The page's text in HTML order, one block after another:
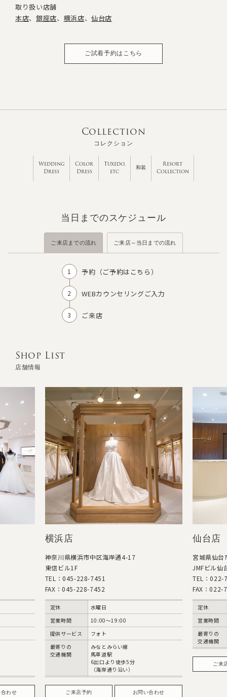
取り扱い店舗
本店
銀座店 横浜店 仙台店
ご試着予約はこちら
Collection
コレクション
Wedding
Dress
Color
Dress
Tuxedo,
etc
和装
Resort
Collection
当日までのスケジュール
ご来店までの流れ ご来店～当日までの流れ
予約（ご予約はこちら）
WEBカウンセリングご入力
ご来店
Shop List
店舗情報
わせ
横浜店
神奈川県横浜市中区海岸通4-17
東信ビル1F
TEL：045-228-7451
FAX：045-228-7452
定休
水曜日
営業時間
10:00〜19:00
提供サービス
フォト
最寄りの
交通機関
みなとみらい線
馬車道駅
6出口より徒歩5分
（海岸通り沿い）
ご来店予約 お問い合わせ
仙台店
宮城県仙
JMFビル仙
TEL：022-
FAX：022-
定休
営業時間
最寄りの
交通機関
ご来